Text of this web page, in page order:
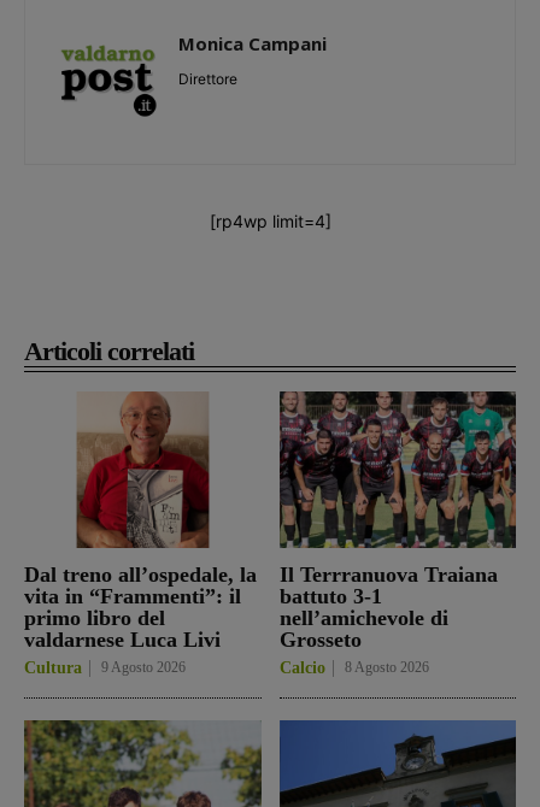
Articoli correlati
Dal treno all’ospedale, la
vita in “Frammenti”: il
primo libro del
valdarnese Luca Livi
Cultura 9 Agosto 2026
Il Terrranuova Traiana
battuto 3-1
nell’amichevole di
Grosseto
Calcio 8 Agosto 2026
Monica Campani
Direttore
[rp4wp limit=4]